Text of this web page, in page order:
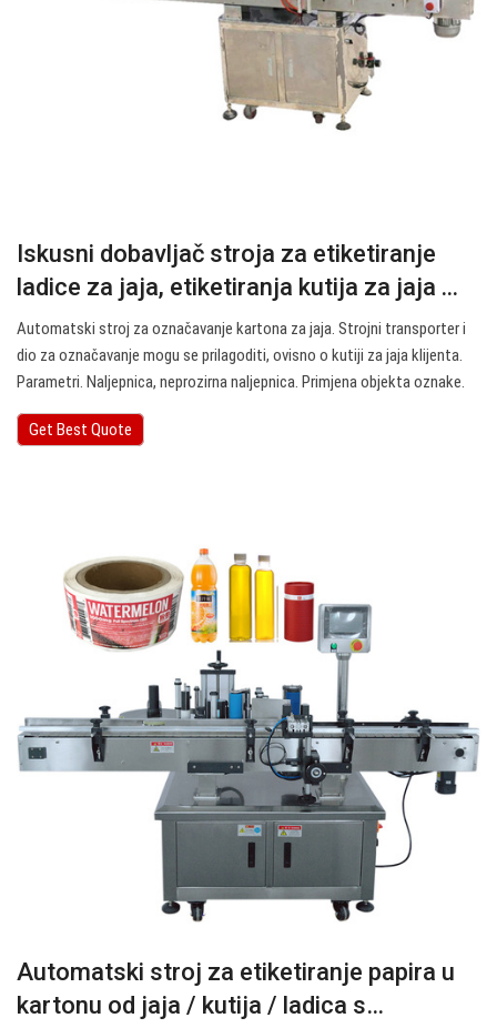
Iskusni dobavljač stroja za etiketiranje
ladice za jaja, etiketiranja kutija za jaja ...
Automatski stroj za označavanje kartona za jaja. Strojni transporter i
dio za označavanje mogu se prilagoditi, ovisno o kutiji za jaja klijenta.
Parametri. Naljepnica, neprozirna naljepnica. Primjena objekta oznake.
Get Best Quote
Automatski stroj za etiketiranje papira u
kartonu od jaja / kutija / ladica s…